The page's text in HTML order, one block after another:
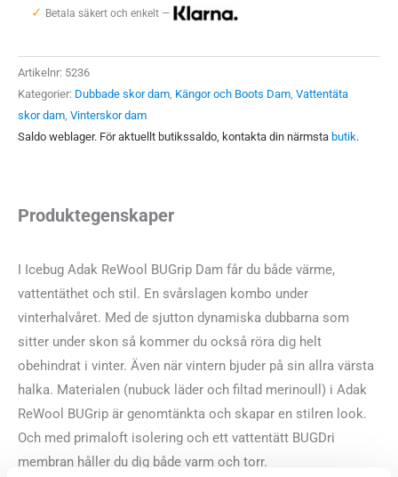
BUGrip
✓ Betala säkert och enkelt —
Artikelnr: 5236
Kategorier: Dubbade skor dam, Kängor och Boots Dam, Vattentäta
skor dam, Vinterskor dam
Saldo weblager. För aktuellt butikssaldo, kontakta din närmsta butik.
Produktegenskaper
I Icebug Adak ReWool BUGrip Dam får du både värme,
vattentäthet och stil. En svårslagen kombo under
vinterhalvåret. Med de sjutton dynamiska dubbarna som
sitter under skon så kommer du också röra dig helt
obehindrat i vinter. Även när vintern bjuder på sin allra värsta
halka. Materialen (nubuck läder och filtad merinoull) i Adak
ReWool BUGrip är genomtänkta och skapar en stilren look.
Och med primaloft isolering och ett vattentätt BUGDri
membran håller du dig både varm och torr.